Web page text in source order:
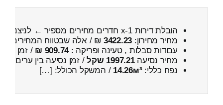
הובלת דירות 1-x חדרים מחירים מספיר ← לניצני עוז
מחיר מחירון: 3422.23 ₪ / אלה שבטווח המחירים
עבודות סבלות , טעינה ופריקה :909.74 ₪ / זמן :
מחיר נסיעה1997.21 שקל / זמן נסיעה בין ערים
נפח כללי:14.26м³ / המשקל הכולל: […]